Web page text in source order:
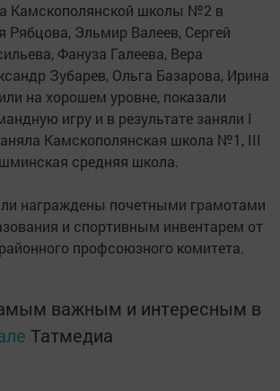
Камскополянской школы №2 в
Рябцова, Эльмир Валеев, Сергей
Фануза Галеева, Вера
Зубарев, Ольга Базарова, Ирина
на хорошем уровне, показали
игру и в результате заняли I
Камскополянская школа №1, III
средняя школа.
награждены почетными грамотами
и спортивным инвентарем от
профсоюзного комитета.
важным и интересным в
Татмедиа